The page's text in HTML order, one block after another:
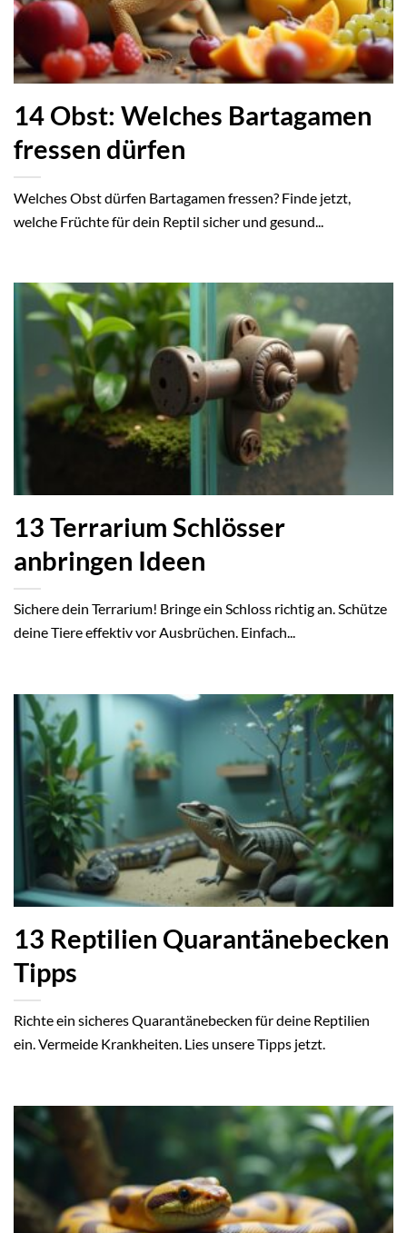
14 Obst: Welches Bartagamen
fressen dürfen
Welches Obst dürfen Bartagamen fressen? Finde jetzt,
welche Früchte für dein Reptil sicher und gesund...
13 Terrarium Schlösser
anbringen Ideen
Sichere dein Terrarium! Bringe ein Schloss richtig an. Schütze
deine Tiere effektiv vor Ausbrüchen. Einfach...
13 Reptilien Quarantänebecken
Tipps
Richte ein sicheres Quarantänebecken für deine Reptilien
ein. Vermeide Krankheiten. Lies unsere Tipps jetzt.